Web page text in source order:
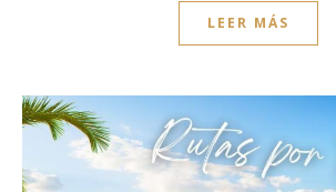
LEER MÁS